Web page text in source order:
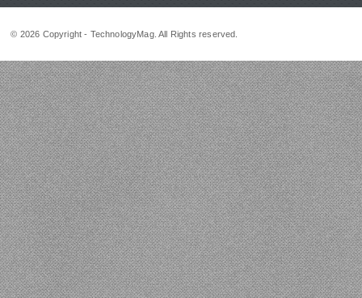
© 2026 Copyright - TechnologyMag. All Rights reserved.